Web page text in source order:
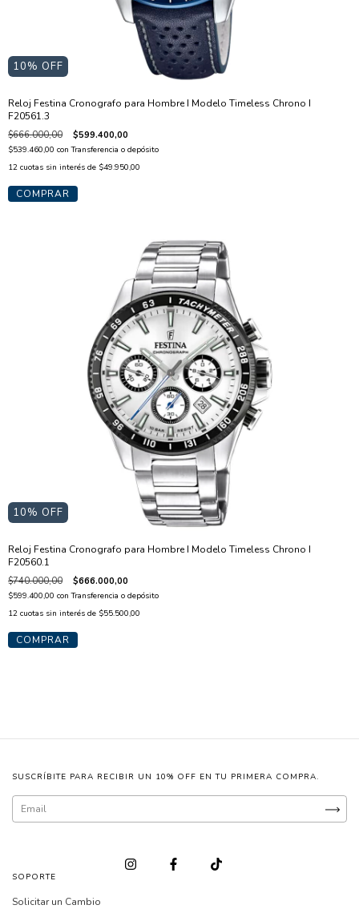
10% OFF
Reloj Festina Cronografo para Hombre I Modelo Timeless Chrono I
F20561.3
$666.000,00 $599.400,00
$539.460,00 con Transferencia o depósito
12 cuotas sin interés de $49.950,00
10% OFF
Reloj Festina Cronografo para Hombre I Modelo Timeless Chrono I
F20560.1
$740.000,00 $666.000,00
$599.400,00 con Transferencia o depósito
12 cuotas sin interés de $55.500,00
SUSCRÍBITE PARA RECIBIR UN 10% OFF EN TU PRIMERA COMPRA.
SOPORTE
Solicitar un Cambio